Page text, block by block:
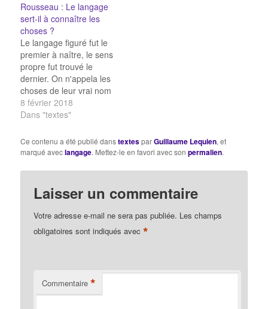
ses sentiments quand on
parle, et ses idées
quand on écrit. En
écrivant, on est forcé de
prendre tous les…
Rousseau : Le langage
sert-il à connaître les
choses ?
Le langage figuré fut le
premier à naître, le sens
propre fut trouvé le
dernier. On n'appela les
choses de leur vrai nom
que quand on les vit
sous leur véritable
parla qu'en poésie ; on
ne s'avisa de raisonner
Or, je sens…
8 février 2018
Dans "textes"
Ce contenu a été publié danstextesparGuillaume Lequien, et
marqué aveclangage. Mettez-le en favori avec sonpermalien.
Laisser un commentaire
Votre adresse e-mail ne sera pas publiée. Les champs
obligatoires sont indiqués avec*
Commentaire *